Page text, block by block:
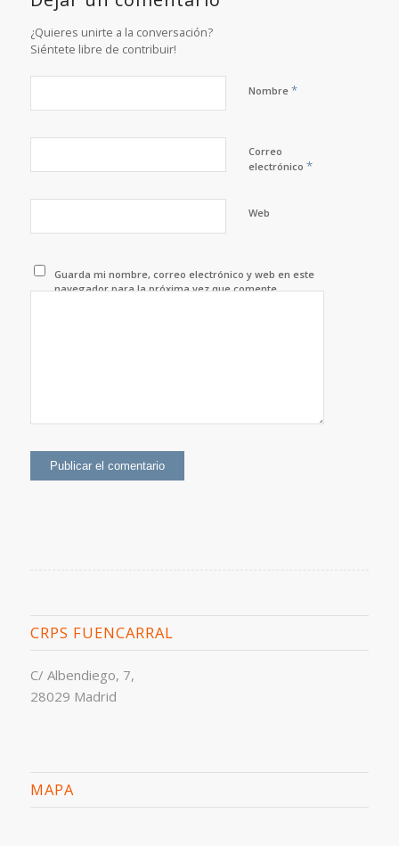
¿Quieres unirte a la conversación?
Siéntete libre de contribuir!
Nombre *
Correo
electrónico *
Web
Guarda mi nombre, correo electrónico y web en este
navegador para la próxima vez que comente.
CRPS FUENCARRAL
C/ Albendiego, 7,
28029 Madrid
MAPA